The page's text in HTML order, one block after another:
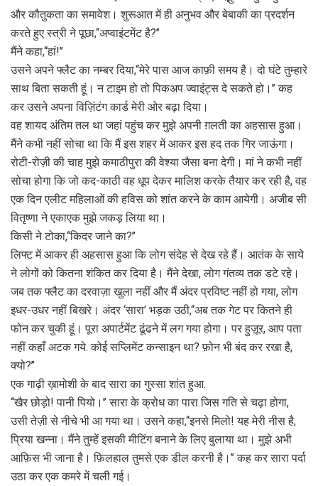
और कौतुकता का समावेश। शुरूआत में ही अनुभव और बेबाकी का प्रदर्शन
करते हुए स्त्री ने पूछा,‘‘अप्वाइंटमेंट है?’’
मैंने कहा,‘‘हां!’’
उसने अपने फ्लैट का नम्बर दिया,‘‘मेरे पास आज काफ़ी समय है। दो घंटे तुम्हारे
साथ बिता सकती हूं। न टाइम हो तो पिकअप ज्वाइंट्स दे सकते हो।’’ कह
कर उसने अपना विज़िंटंग कार्ड मेरी ओर बढ़ा दिया।
वह शायद अंतिम तल था जहां पहुंच कर मुझे अपनी ग़लती का अहसास हुआ।
मैंने कभी नहीं सोचा था कि मैं इस शहर में आकर इस हद तक गिर जाऊंगा।
रोटी-रोज़ी की चाह मुझे कमाठीपुरा की वेश्या जैसा बना देगी। मां ने कभी नहीं
सोचा होगा कि जो कद-काठी वह धूप देकर मालिश करके तैयार कर रही है, वह
एक दिन एलीट महिलाओं की हविस को शांत करने के काम आयेगी। अजीब सी
वितृष्णा ने एकाएक मुझे जकड़ लिया था।
किसी ने टोका,‘‘किदर जाने का?’’
लिफ्ट में आकर ही अहसास हुआ कि लोग संदेह से देख रहे हैं। आतंक के साये
ने लोगों को कितना शंकित कर दिया है। मैंने देखा, लोग गंतव्य तक डटे रहे।
जब तक फ्लैट का दरवाज़ा खुला नहीं और मैं अंदर प्रविष्ट नहीं हो गया, लोग
इधर-उधर नहीं बिखरे। अंदर ‘सारा’ भड़क उठी,‘‘अब तक गेट पर कितने ही
फोन कर चुकी हूं। पूरा अपार्टमेंट ढूंढने में लग गया होगा। पर हुज़ूर, आप पता
नहीं कहाँ अटक गये. कोई सप्लिमेंट कन्साइन था? फ़ोन भी बंद कर रखा है,
क्यो?’’
एक गाढ़ी ख़ामोशी के बाद सारा का गुस्सा शांत हुआ.
‘‘खैर छोड़ो! पानी पियो।’’ सारा के क्रोध का पारा जिस गति से चढ़ा होगा,
उसी तेज़ी से नीचे भी आ गया था। उसने कहा,‘‘इनसे मिलो! यह मेरी नीस है,
प्रिया खन्ना। मैंने तुम्हें इसकी मीटिंग बनाने के लिए बुलाया था। मुझे अभी
आफ़िस भी जाना है। फ़िलहाल तुमसे एक डील करनी है।’’ कह कर सारा पर्दा
उठा कर एक कमरे में चली गई।